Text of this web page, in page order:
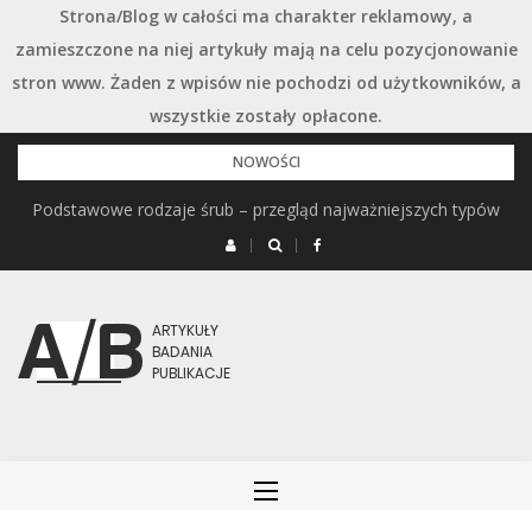
Strona/Blog w całości ma charakter reklamowy, a
zamieszczone na niej artykuły mają na celu pozycjonowanie
stron www. Żaden z wpisów nie pochodzi od użytkowników, a
wszystkie zostały opłacone.
Przejdź
do
treści
NOWOŚCI
Podstawowe rodzaje śrub – przegląd najważniejszych typów